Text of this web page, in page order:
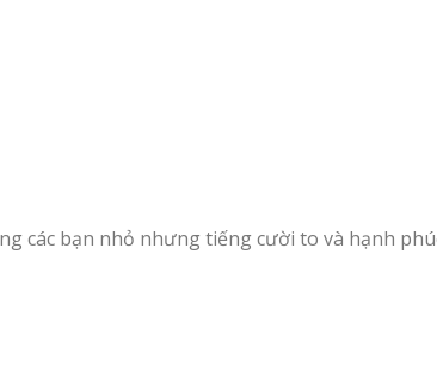
các bạn nhỏ nhưng tiếng cười to và hạnh